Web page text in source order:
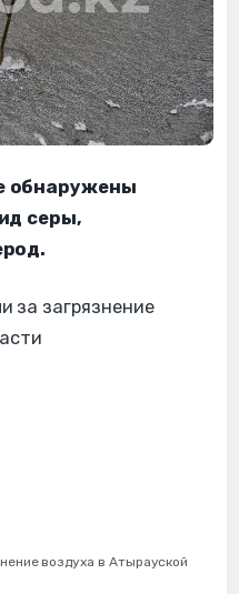
обнаружены
серы,
воздуха в Атырауской